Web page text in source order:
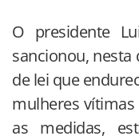
O presidente
sancionou, nesta
de lei que
mulheres
as medidas,